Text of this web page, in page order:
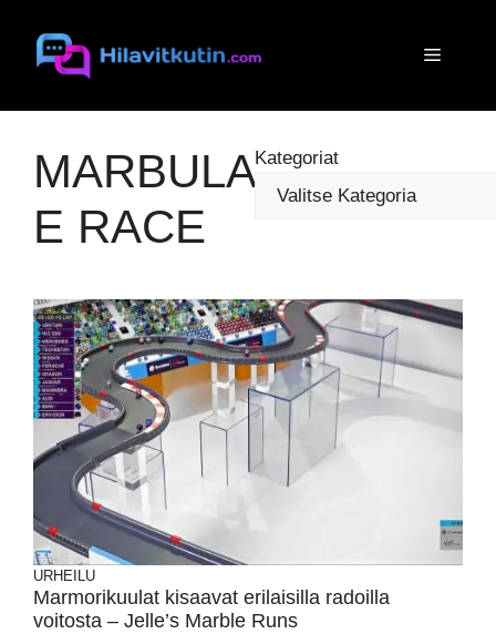
sisältöön
Valikko
MARBULA
E RACE
Kategoriat
URHEILU
Marmorikuulat kisaavat erilaisilla radoilla
voitosta – Jelle’s Marble Runs